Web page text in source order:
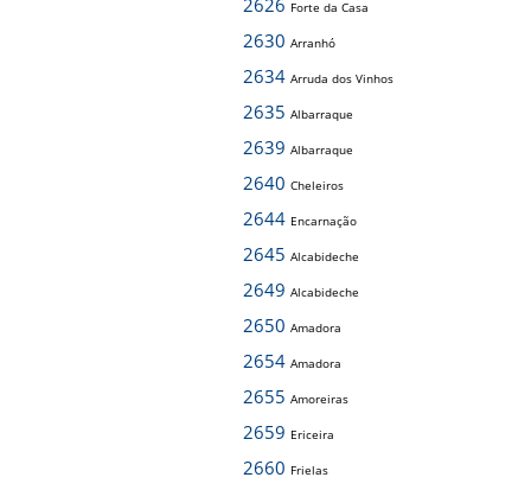
2626 Forte da Casa
2630 Arranhó
2634 Arruda dos Vinhos
2635 Albarraque
2639 Albarraque
2640 Cheleiros
2644 Encarnação
2645 Alcabideche
2649 Alcabideche
2650 Amadora
2654 Amadora
2655 Amoreiras
2659 Ericeira
2660 Frielas